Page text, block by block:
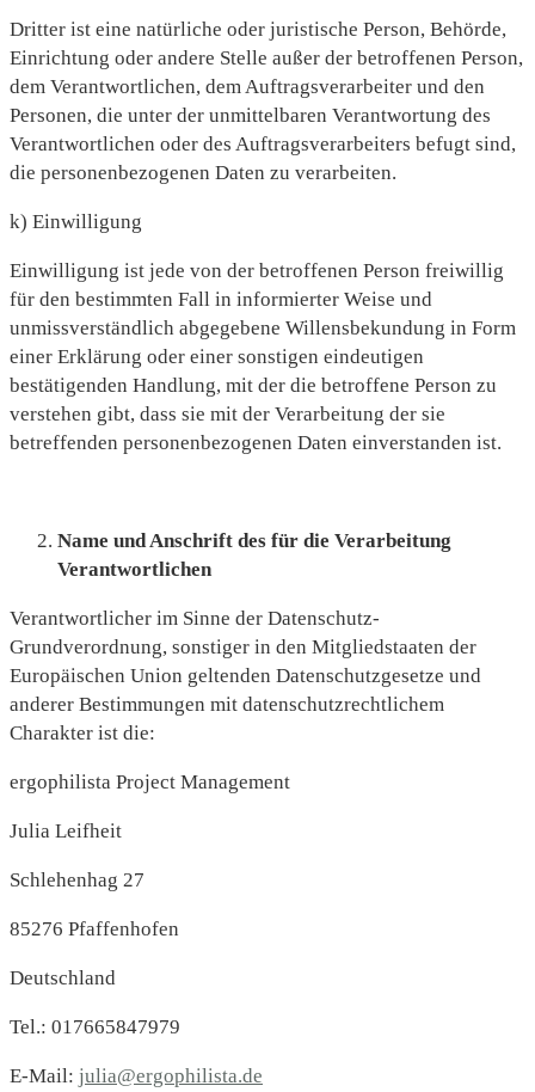
Dritter ist eine natürliche oder juristische Person, Behörde,
Einrichtung oder andere Stelle außer der betroffenen Person,
dem Verantwortlichen, dem Auftragsverarbeiter und den
Personen, die unter der unmittelbaren Verantwortung des
Verantwortlichen oder des Auftragsverarbeiters befugt sind,
die personenbezogenen Daten zu verarbeiten.
k) Einwilligung
Einwilligung ist jede von der betroffenen Person freiwillig
für den bestimmten Fall in informierter Weise und
unmissverständlich abgegebene Willensbekundung in Form
einer Erklärung oder einer sonstigen eindeutigen
bestätigenden Handlung, mit der die betroffene Person zu
verstehen gibt, dass sie mit der Verarbeitung der sie
betreffenden personenbezogenen Daten einverstanden ist.
Name und Anschrift des für die Verarbeitung
Verantwortlichen
Verantwortlicher im Sinne der Datenschutz-
Grundverordnung, sonstiger in den Mitgliedstaaten der
Europäischen Union geltenden Datenschutzgesetze und
anderer Bestimmungen mit datenschutzrechtlichem
Charakter ist die:
ergophilista Project Management
Julia Leifheit
Schlehenhag 27
85276 Pfaffenhofen
Deutschland
Tel.: 017665847979
E-Mail: julia@ergophilista.de